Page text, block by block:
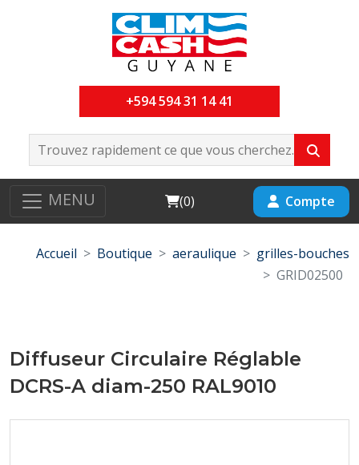
+594 594 31 14 41
MENU Cart
(0) Compte
Accueil Boutique aeraulique
grilles-bouches
GRID02500
Diffuseur Circulaire Réglable
DCRS-A diam-250 RAL9010